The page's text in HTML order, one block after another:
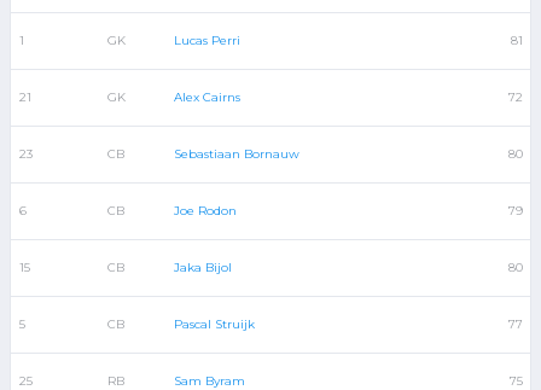
1 GK Lucas Perri 81
21 GK Alex Cairns 72
23 CB Sebastiaan Bornauw 80
6 CB Joe Rodon 79
15 CB Jaka Bijol 80
5 CB Pascal Struijk 77
25 RB Sam Byram 75